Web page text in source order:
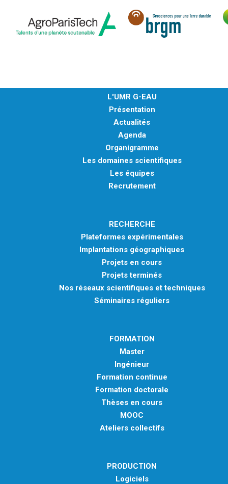
L'UMR G-EAU
Présentation
Actualités
Agenda
Organigramme
Les domaines scientifiques
Les équipes
Recrutement
RECHERCHE
Plateformes expérimentales
Implantations géographiques
Projets en cours
Projets terminés
Nos réseaux scientifiques et techniques
Séminaires réguliers
FORMATION
Master
Ingénieur
Formation continue
Formation doctorale
Thèses en cours
MOOC
Ateliers collectifs
PRODUCTION
Logiciels